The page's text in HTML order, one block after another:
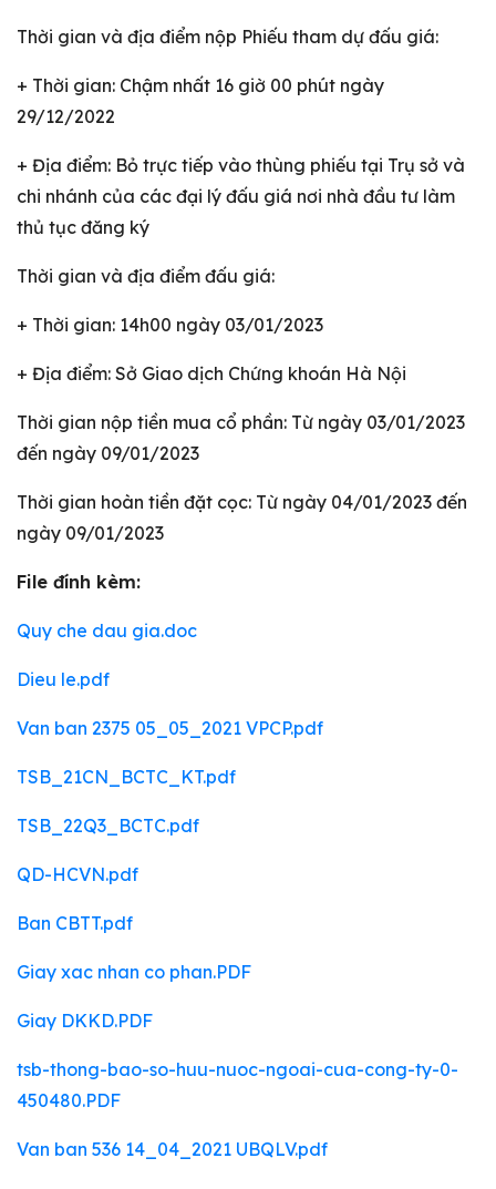
Thời gian và địa điểm nộp Phiếu tham dự đấu giá:
+ Thời gian: Chậm nhất 16 giờ 00 phút ngày
29/12/2022
+ Địa điểm: Bỏ trực tiếp vào thùng phiếu tại Trụ sở và
chi nhánh của các đại lý đấu giá nơi nhà đầu tư làm
thủ tục đăng ký
Thời gian và địa điểm đấu giá:
+ Thời gian: 14h00 ngày 03/01/2023
+ Địa điểm: Sở Giao dịch Chứng khoán Hà Nội
Thời gian nộp tiền mua cổ phần: Từ ngày 03/01/2023
đến ngày 09/01/2023
Thời gian hoàn tiền đặt cọc: Từ ngày 04/01/2023 đến
ngày 09/01/2023
File đính kèm:
Quy che dau gia.doc
Dieu le.pdf
Van ban 2375 05_05_2021 VPCP.pdf
TSB_21CN_BCTC_KT.pdf
TSB_22Q3_BCTC.pdf
QD-HCVN.pdf
Ban CBTT.pdf
Giay xac nhan co phan.PDF
Giay DKKD.PDF
tsb-thong-bao-so-huu-nuoc-ngoai-cua-cong-ty-0-
450480.PDF
Van ban 536 14_04_2021 UBQLV.pdf